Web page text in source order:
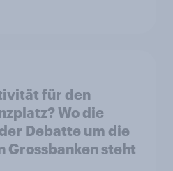
für den
Wo die
Debatte um die
Grossbanken steht